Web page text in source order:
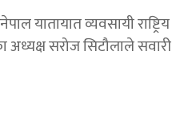
यातायात व्यवसायी राष्ट्रिय
सरोज सिटौलाले सवारी